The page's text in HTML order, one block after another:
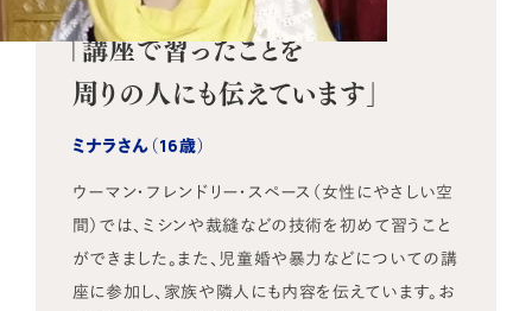
「講座で習ったことを
周りの人にも伝えています」
ミナラさん（16歳）
ウーマン・フレンドリー・スペース（女性にやさしい空
間）では、ミシンや裁縫などの技術を初めて習うこと
ができました。また、児童婚や暴力などについての講
座に参加し、家族や隣人にも内容を伝えています。お